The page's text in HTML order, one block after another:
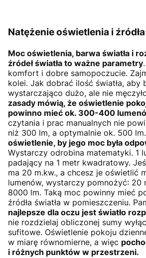
Natężenie oświetlenia i źródła
Moc oświetlenia, barwa światła i
źródeł światła to ważne parametry
komfort i dobre samopoczucie.
kolei. Jak dobrać ilość światła, aby
wystarczająco dużo, ale nie
zasady mówią, że oświetlenie
powinno mieć ok. 300-400
czytania i prac manualnych nie
niż 300 lm, a optymalnie ok. 500 lm.
oświetlenie, by jego moc była
Wystarczy odrobina matematyki. 1
padający na 1 metr kwadratowy.
ma 20 m.kw., a chcesz je oświetlić
lumenów, wystarczy pomnożyć: 20
8000 lm. Taką moc powinny mieć
źródła światła w pomieszczeniu.
najlepsze dla oczu jest światło
nie rozdzielaj obliczonej sumy
sufitowe. Oświetlenie pokoju
w miarę równomierne, a więc
i różnych punktów w przestrzeni.